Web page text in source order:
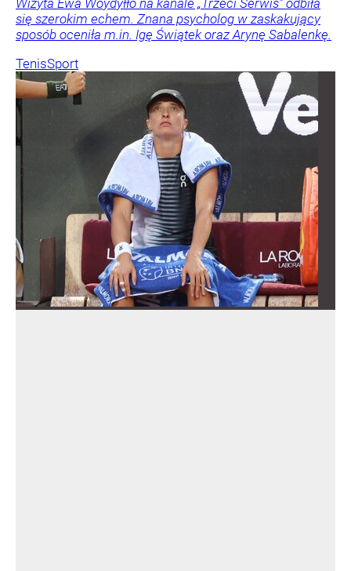
się szerokim echem. Znana psycholog w zaskakujący
sposób oceniła m.in. Igę Świątek oraz Arynę Sabalenkę.
TenisSport